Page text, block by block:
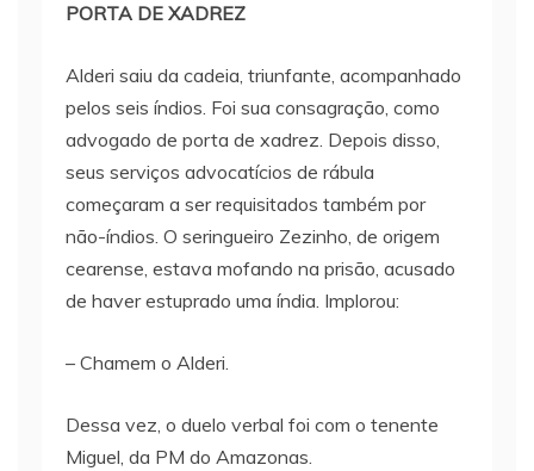
PORTA DE XADREZ
Alderi saiu da cadeia, triunfante, acompanhado
pelos seis índios. Foi sua consagração, como
advogado de porta de xadrez. Depois disso,
seus serviços advocatícios de rábula
começaram a ser requisitados também por
não-índios. O seringueiro Zezinho, de origem
cearense, estava mofando na prisão, acusado
de haver estuprado uma índia. Implorou:
– Chamem o Alderi.
Dessa vez, o duelo verbal foi com o tenente
Miguel, da PM do Amazonas.